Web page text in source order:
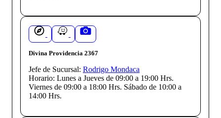
Divina Providencia 2367
Jefe de Sucursal: Rodrigo Mondaca
Horario: Lunes a Jueves de 09:00 a 19:00 Hrs.
Viernes de 09:00 a 18:00 Hrs. Sábado de 10:00 a
14:00 Hrs.